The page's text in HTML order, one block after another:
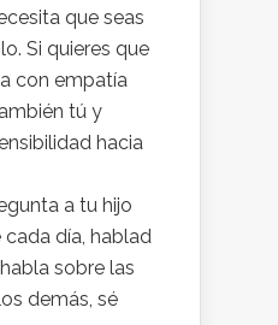
que seas
Si quieres que
con empatía
tú y
hacia
a tu hijo
día, hablad
sobre las
demás, sé